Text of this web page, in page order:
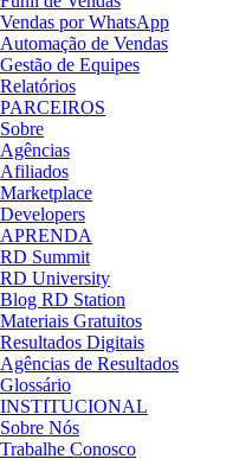
Vendas por WhatsApp
Automação de Vendas
Gestão de Equipes
Relatórios
PARCEIROS
Sobre
Agências
Afiliados
Marketplace
Developers
APRENDA
RD Summit
RD University
Blog RD Station
Materiais Gratuitos
Resultados Digitais
Agências de Resultados
Glossário
INSTITUCIONAL
Sobre Nós
Trabalhe Conosco